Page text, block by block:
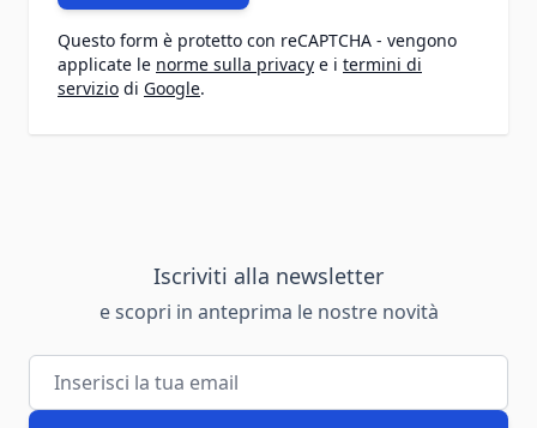
Questo form è protetto con reCAPTCHA - vengono
applicate le norme sulla privacy e i termini di
servizio di Google.
Iscriviti alla newsletter
e scopri in anteprima le nostre novità
Indirizzo email